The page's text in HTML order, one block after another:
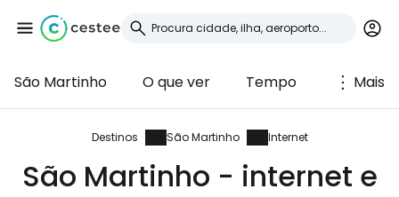
São Martinho O que ver Tempo Mais
Destinos São Martinho Internet
São Martinho - internet e
Iniciar sessão no
Cestee
... a comunidade mundial de viajantes